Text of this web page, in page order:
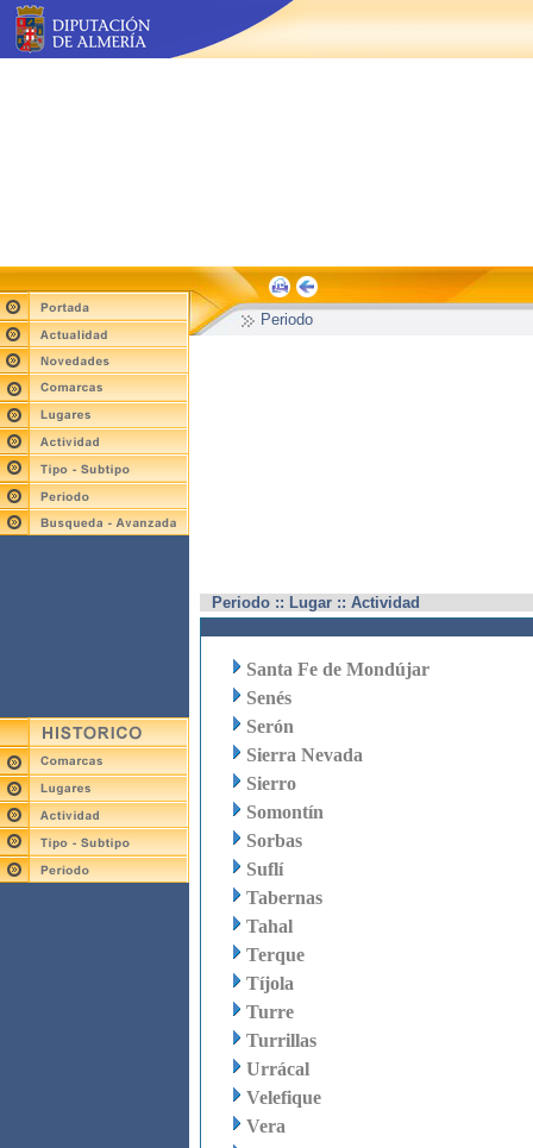
Periodo
Periodo :: Lugar :: Actividad
Santa Fe de Mondújar
Senés
Serón
Sierra Nevada
Sierro
Somontín
Sorbas
Suflí
Tabernas
Tahal
Terque
Tíjola
Turre
Turrillas
Urrácal
Velefique
Vera